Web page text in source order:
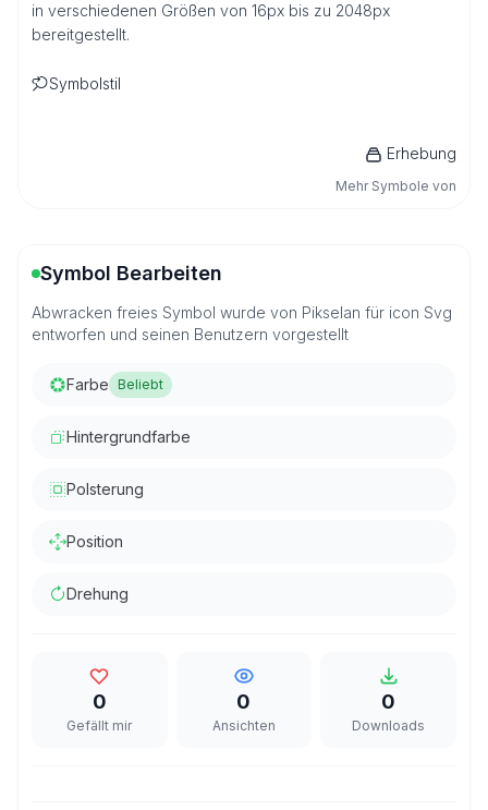
in verschiedenen Größen von 16px bis zu 2048px
bereitgestellt.
Symbolstil
Erhebung
Mehr Symbole von
Symbol Bearbeiten
Abwracken freies Symbol wurde von Pikselan für icon Svg
entworfen und seinen Benutzern vorgestellt
Farbe Beliebt
Hintergrundfarbe
Polsterung
Position
Drehung
0
Gefällt mir
0
Ansichten
0
Downloads